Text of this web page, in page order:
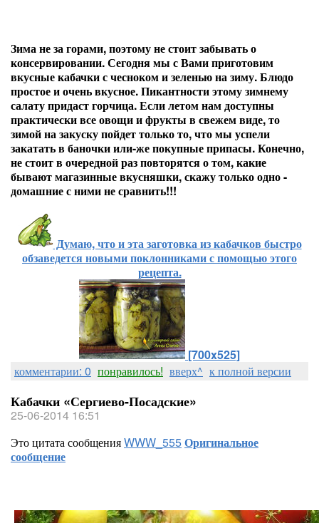
Зима не за горами, поэтому не стоит забывать о
консервировании. Сегодня мы с Вами приготовим
вкусные кабачки с чесноком и зеленью на зиму. Блюдо
простое и очень вкусное. Пикантности этому зимнему
салату придаст горчица. Если летом нам доступны
практически все овощи и фрукты в свежем виде, то
зимой на закуску пойдет только то, что мы успели
закатать в баночки или-же покупные припасы. Конечно,
не стоит в очередной раз повторятся о том, какие
бывают магазинные вкусняшки, скажу только одно -
домашние с ними не сравнить!!!
Думаю, что и эта заготовка из кабачков быстро
обзаведется новыми поклонниками с помощью этого
рецепта.
[700x525]
комментарии: 0 понравилось! вверх^ к полной версии
Кабачки «Сергиево-Посадские»
25-06-2014 16:51
Это цитата сообщенияWWW_555Оригинальное
сообщение